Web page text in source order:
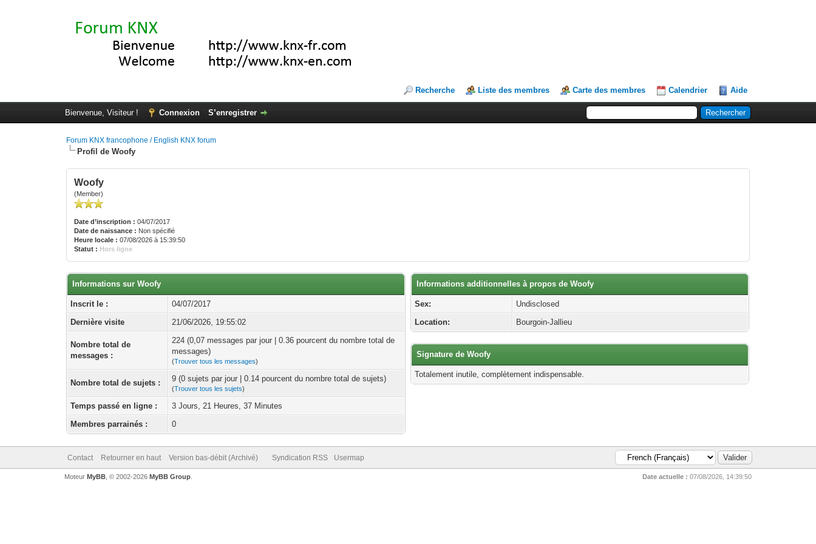
Recherche Liste des membres Carte des membres Calendrier Aide
Bienvenue, Visiteur ! Connexion S’enregistrer
Forum KNX francophone / English KNX forum
Profil de Woofy
Woofy
(Member)
Date d’inscription : 04/07/2017
Date de naissance : Non spécifié
Heure locale : 07/08/2026 à 15:39:50
Statut : Hors ligne
Informations sur Woofy
Inscrit le :
04/07/2017
Dernière visite
21/06/2026, 19:55:02
Nombre total de
messages :
224 (0,07 messages par jour | 0.36 pourcent du nombre total de
messages)
(Trouver tous les messages)
Nombre total de sujets : 9 (0 sujets par jour | 0.14 pourcent du nombre total de sujets)
(Trouver tous les sujets)
Temps passé en ligne :
3 Jours, 21 Heures, 37 Minutes
Membres parrainés :
0
Informations additionnelles à propos de Woofy
Sex:
Undisclosed
Location:
Bourgoin-Jallieu
Signature de Woofy
Totalement inutile, complètement indispensable.
Contact Retourner en haut Version bas-débit (Archivé) Syndication RSS Usermap
Date actuelle : 07/08/2026, 14:39:50
Moteur MyBB, © 2002-2026 MyBB Group.